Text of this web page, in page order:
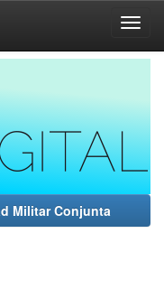
Militar Conjunta